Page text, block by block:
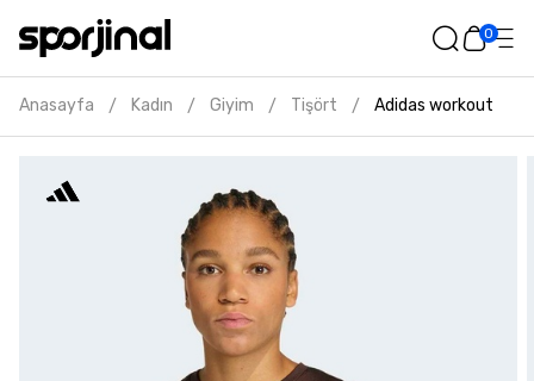
0
Anasayfa / Kadın / Giyim / Tişört / Adidas workout